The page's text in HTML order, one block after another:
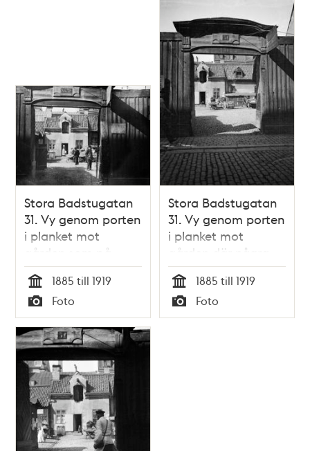
Stora Badstugatan
31. Vy genom porten
i planket mot
gården som på
andra sidan vetter
mot Lilla
Badstugatan 4.
Några hästar med
vagnar står på
gården
Tid
1885 till 1919
Typ
Foto
Stora Badstugatan
31. Vy genom porten
i planket mot
gården där några
hästar är uppställda
Tid
1885 till 1919
Typ
Foto